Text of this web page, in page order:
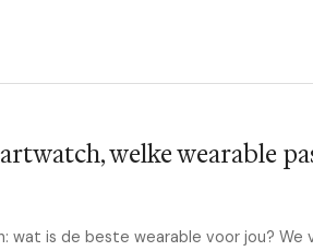
welke wearable
wat is de beste wearable voor jou? We